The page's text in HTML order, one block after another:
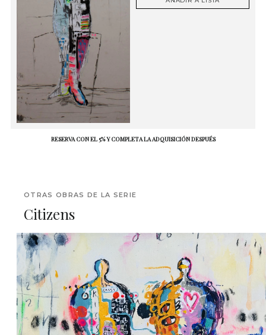
RESERVA CON EL 5% Y COMPLETA LA ADQUISICIÓN DESPUÉS
OTRAS OBRAS DE LA SERIE
Citizens